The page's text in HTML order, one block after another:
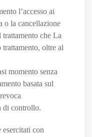
l’accesso ai
o la cancellazione
che La
oltre al
momento senza
basata sul
di controllo.
con